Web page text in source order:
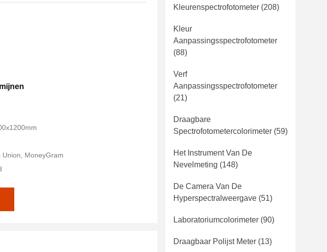
Union, MoneyGram
Kleurenspectrofotometer (208)
Kleur
Aanpassingsspectrofotometer
(88)
Verf
Aanpassingsspectrofotometer
(21)
Draagbare
Spectrofotometercolorimeter (59)
Het Instrument Van De
Nevelmeting (148)
De Camera Van De
Hyperspectralweergave (51)
Laboratoriumcolorimeter (90)
Draagbaar Polijst Meter (13)